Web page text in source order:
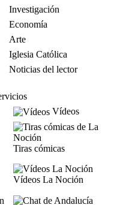
Investigación
Economía
Arte
Iglesia Católica
Noticias del lector
Vídeos
Tiras cómicas
Vídeos La Noción